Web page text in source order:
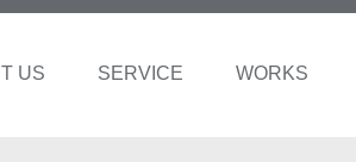
US SERVICE WORKS